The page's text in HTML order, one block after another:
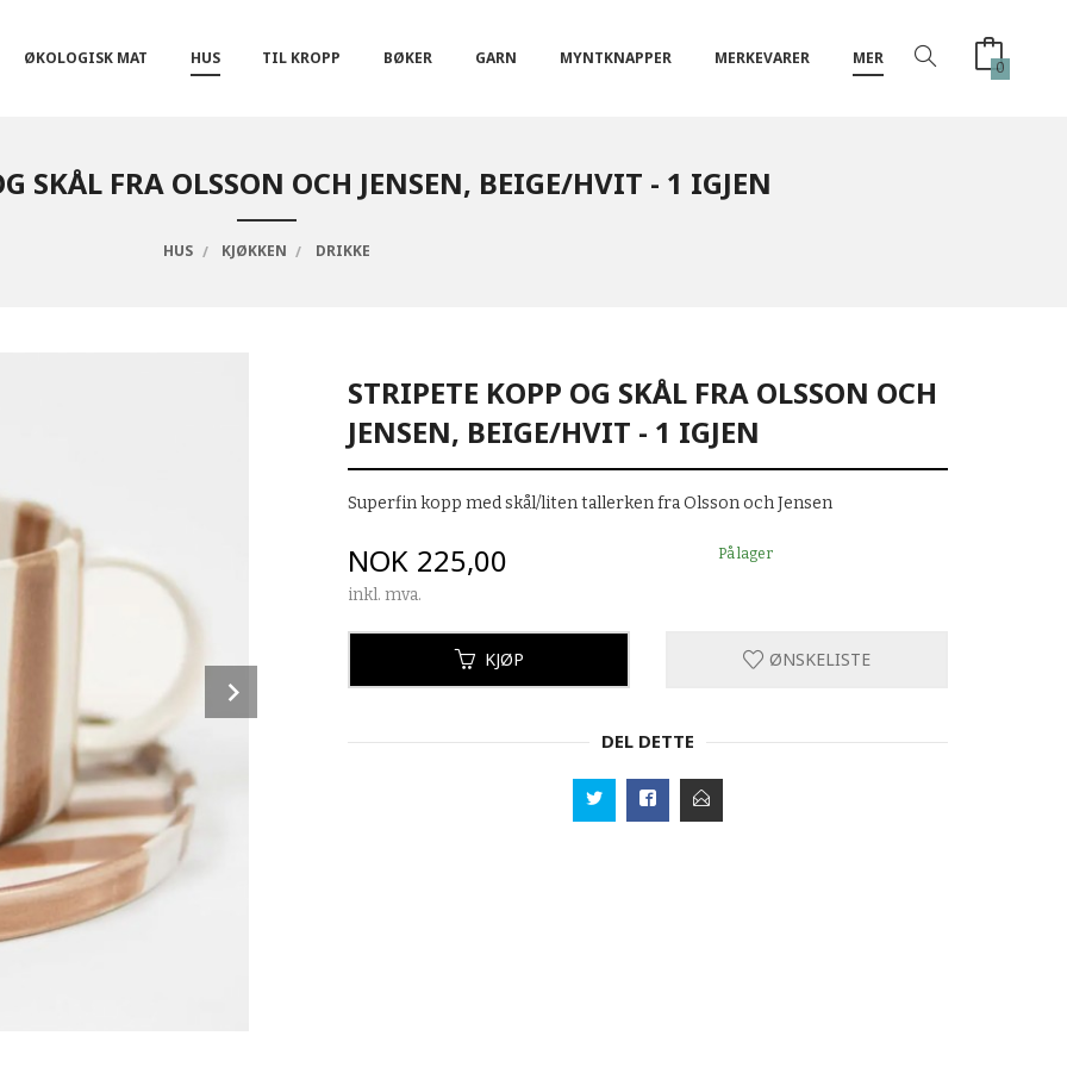
ØKOLOGISK MAT HUS TIL KROPP BØKER GARN MYNTKNAPPER MERKEVARER MER 0
SKÅL FRA OLSSON OCH JENSEN, BEIGE/HVIT - 1 IGJEN
HUS KJØKKEN DRIKKE
STRIPETE KOPP OG SKÅL FRA OLSSON OCH
JENSEN, BEIGE/HVIT - 1 IGJEN
Superfin kopp med skål/liten tallerken fra Olsson och Jensen
Pris
NOK 225,00
inkl. mva.
På lager
KJØP ØNSKELISTE
DEL DETTE